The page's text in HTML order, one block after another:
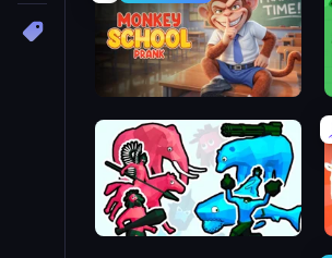
Monkey School Prank
Funny Battle Simulator 2